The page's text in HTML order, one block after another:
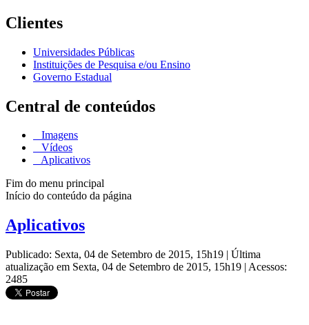
Clientes
Universidades Públicas
Instituições de Pesquisa e/ou Ensino
Governo Estadual
Central de conteúdos
Imagens
Vídeos
Aplicativos
Fim do menu principal
Início do conteúdo da página
Aplicativos
Publicado: Sexta, 04 de Setembro de 2015, 15h19 | Última
atualização em Sexta, 04 de Setembro de 2015, 15h19 | Acessos:
2485